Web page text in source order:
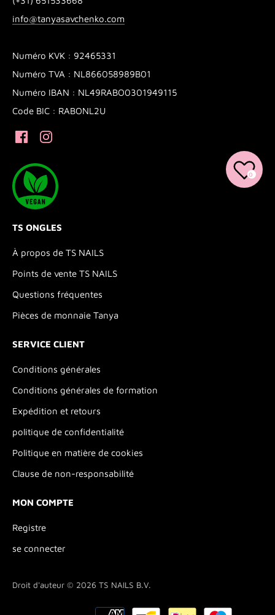
info@tanyasavchenko.com
Numéro KVK : 92465331
Numéro TVA : NL866058989B01
Numéro IBAN : NL49RABO0301949115
Code BIC : RABONL2U
TS ONGLES
À propos de TS NAILS
Points de vente TS NAILS
Questions fréquentes
Pièces de monnaie Tanya
SERVICE CLIENT
Conditions générales
Conditions générales de formation
Expédition et retours
politique de confidentialité
Politique en matière de cookies
Clause de non-responsabilité
MON COMPTE
Registre
se connecter
Droit d'auteur © 2026 TS NAILS B.V.
0